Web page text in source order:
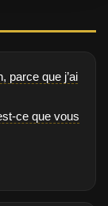
parce que j’ai
ce que vous